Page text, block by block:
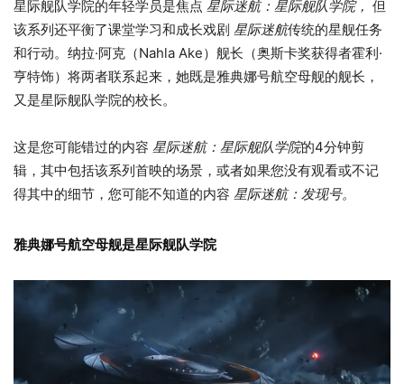
星际舰队学院的年轻学员是焦点 星际迷航：星际舰队学院， 但
该系列还平衡了课堂学习和成长戏剧 星际迷航传统的星舰任务
和行动。纳拉·阿克（Nahla Ake）舰长（奥斯卡奖获得者霍利·
亨特饰）将两者联系起来，她既是雅典娜号航空母舰的舰长，
又是星际舰队学院的校长。
这是您可能错过的内容 星际迷航：星际舰队学院的4分钟剪
辑，其中包括该系列首映的场景，或者如果您没有观看或不记
得其中的细节，您可能不知道的内容 星际迷航：发现号。
雅典娜号航空母舰是星际舰队学院